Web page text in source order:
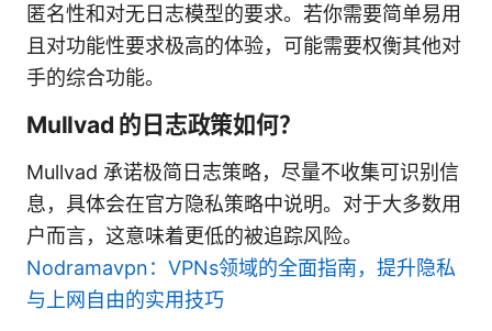
匿名性和对无日志模型的要求。若你需要简单易用
且对功能性要求极高的体验，可能需要权衡其他对
手的综合功能。
Mullvad 的日志政策如何？
Mullvad 承诺极简日志策略，尽量不收集可识别信
息，具体会在官方隐私策略中说明。对于大多数用
户而言，这意味着更低的被追踪风险。
Nodramavpn：VPNs领域的全面指南，提升隐私
与上网自由的实用技巧